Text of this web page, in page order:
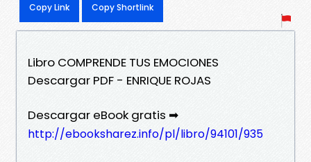
Copy Link Copy Shortlink
Libro COMPRENDE TUS EMOCIONES
Descargar PDF - ENRIQUE ROJAS
Descargar eBook gratis ➡
http://ebooksharez.info/pl/libro/94101/935